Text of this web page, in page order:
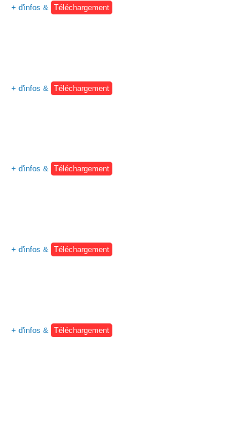
+ d'infos &
Téléchargement
+ d'infos &
Téléchargement
+ d'infos & Téléchargement
+ d'infos & Téléchargement
+ d'infos & Téléchargement